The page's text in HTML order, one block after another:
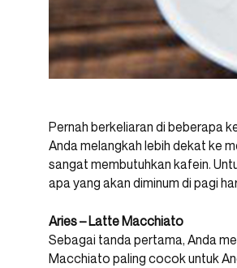
Pernah berkeliaran di beberapa
Anda melangkah lebih dekat ke
sangat membutuhkan kafein.
apa yang akan diminum di pagi
Aries – Latte Macchiato
Sebagai tanda pertama, Anda
Macchiato paling cocok untuk